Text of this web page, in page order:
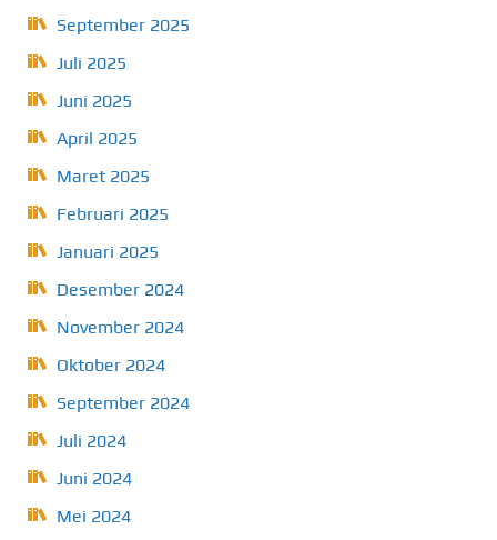
September 2025
Juli 2025
Juni 2025
April 2025
Maret 2025
Februari 2025
Januari 2025
Desember 2024
November 2024
Oktober 2024
September 2024
Juli 2024
Juni 2024
Mei 2024